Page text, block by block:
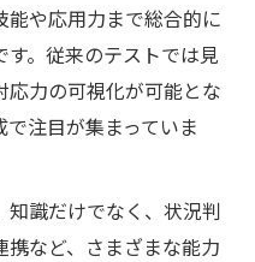
能や応用力まで総合的に
。従来のテストでは見
応力の可視化が可能とな
注目が集まっていま
識だけでなく、状況判
など、さまざまな能力